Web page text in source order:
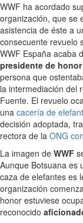
WWF ha acordado
organización, que se
asistencia de éste a
consecuente revuelo
WWF España acaba
presidente de honor
persona que
la intermediación del
Fuente. El revuelo
una cacería de
decisión adoptada,
rectora de la ONG
La imagen de WWF
Aunque Botsuana es
caza de elefantes es
organización
honor estuviese
reconocido